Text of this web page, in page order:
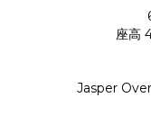
座高
Jasper